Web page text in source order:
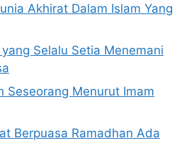
Akhirat Dalam Islam Yang
Selalu Setia Menemani
Seseorang Menurut Imam
Berpuasa Ramadhan Ada